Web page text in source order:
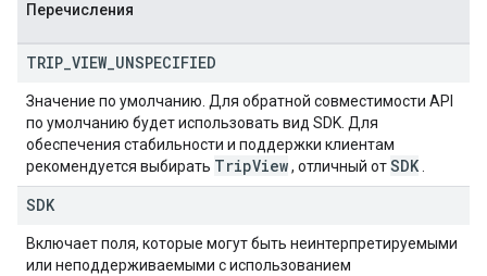
Перечисления
TRIP VIEW_ UNSPECIFIED
Значение по умолчанию. Для обратной совместимости API
по умолчанию будет использовать вид SDK. Для
обеспечения стабильности и поддержки клиентам
рекомендуется выбирать TripView, отличный отSDK
SDK
Включает поля, которые могут быть неинтерпретируемыми
или неподдерживаемыми с использованием